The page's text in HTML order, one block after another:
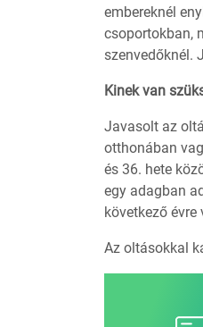
embereknél
csoportokban,
szenvedőknél.
Kinek van
Javasolt az
otthonában
és 36. hete
egy adagban
következő
Az oltásokkal